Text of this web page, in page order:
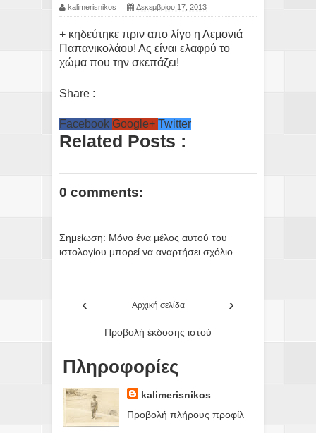
kalimerisnikos Δεκεμβρίου 17, 2013
+ κηδεύτηκε πριν απο λίγο η Λεμονιά
Παπανικολάου! Ας είναι ελαφρύ το
χώμα που την σκεπάζει!
Share :
Facebook Google+ Twitter
Related Posts :
0 comments:
Σημείωση: Μόνο ένα μέλος αυτού του
ιστολογίου μπορεί να αναρτήσει σχόλιο.
‹ ›
Αρχική σελίδα
Προβολή έκδοσης ιστού
Πληροφορίες
kalimerisnikos
Προβολή πλήρους προφίλ